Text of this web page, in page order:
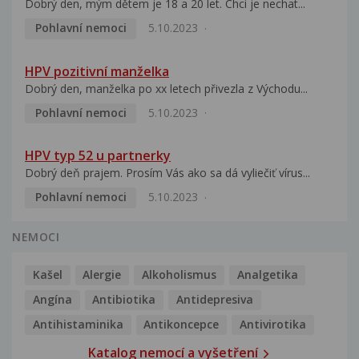
Dobrý den, mým dětem je 18 a 20 let. Chci je nechat...
Pohlavní nemoci
5.10.2023
HPV pozitivní manželka
Dobrý den, manželka po xx letech přivezla z Východu...
Pohlavní nemoci
5.10.2023
HPV typ 52 u partnerky
Dobrý deň prajem. Prosím Vás ako sa dá vyliečiť vírus...
Pohlavní nemoci
5.10.2023
NEMOCI
Kašel Alergie Alkoholismus
Analgetika
Angína
Antibiotika
Antidepresiva
Antihistaminika
Antikoncepce Antivirotika
Katalog nemocí a vyšetření